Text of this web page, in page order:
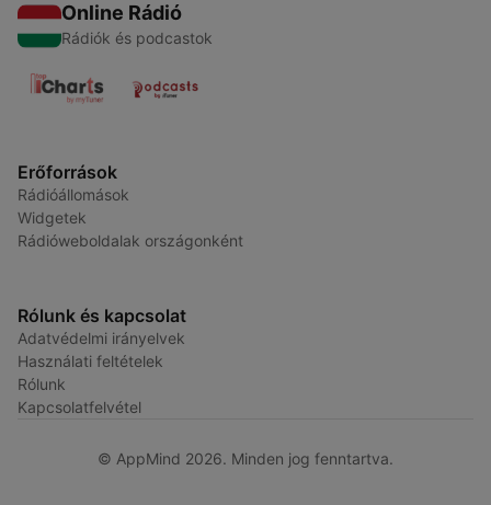
Online Rádió
Rádiók és podcastok
Erőforrások
Rádióállomások
Widgetek
Rádióweboldalak országonként
Rólunk és kapcsolat
Adatvédelmi irányelvek
Használati feltételek
Rólunk
Kapcsolatfelvétel
© AppMind 2026. Minden jog fenntartva.